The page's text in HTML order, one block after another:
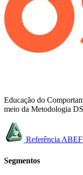
Educação do
meio da Metodologia
Referência
Segmentos